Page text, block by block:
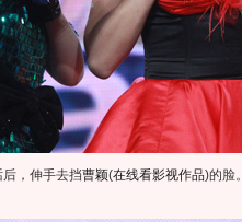
，伸手去挡曹颖(在线看影视作品)的脸。